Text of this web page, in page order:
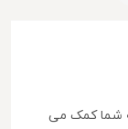
شما کمک می